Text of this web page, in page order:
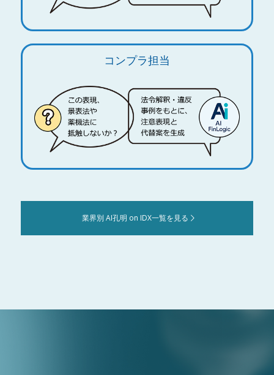
コンプラ担当
業界別 AI孔明 on IDX一覧を見る